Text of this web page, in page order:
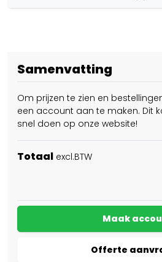
Samenvatting
Om prijzen te zien en
een account aan te maken. Dit
snel doen op onze website!
Totaal excl.BTW
Maak
Offerte